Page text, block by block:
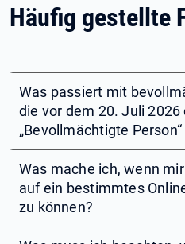
Häufig gestellte
Was passiert mit
die vor dem 20. Juli 2026
„Bevollmächtigte
Was mache ich, wenn
auf ein bestimmtes
zu können?